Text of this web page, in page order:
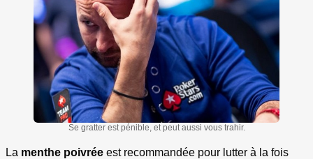
Se gratter est pénible, et peut aussi vous trahir.
La menthe poivrée est recommandée pour lutter à la fois